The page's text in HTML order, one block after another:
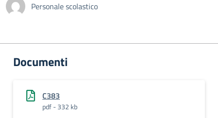
Personale scolastico
Documenti
C383
pdf - 332 kb